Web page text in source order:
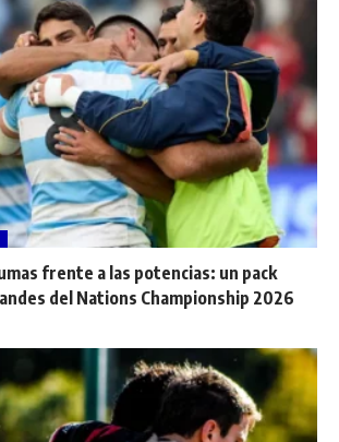
frente a las potencias: un pack
del Nations Championship 2026